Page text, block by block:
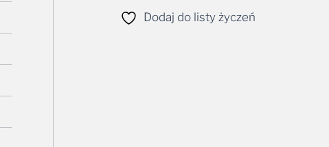
Dodaj do listy życzeń